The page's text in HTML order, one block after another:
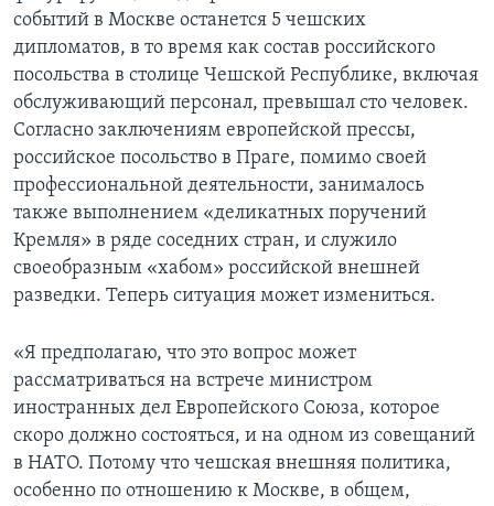
событий в Москве останется 5 чешских
дипломатов, в то время как состав российского
посольства в столице Чешской Республике, включая
обслуживающий персонал, превышал сто человек.
Согласно заключениям европейской прессы,
российское посольство в Праге, помимо своей
профессиональной деятельности, занималось
также выполнением «деликатных поручений
Кремля» в ряде соседних стран, и служило
своеобразным «хабом» российской внешней
разведки. Теперь ситуация может измениться.
«Я предполагаю, что это вопрос может
рассматриваться на встрече министром
иностранных дел Европейского Союза, которое
скоро должно состояться, и на одном из совещаний
в НАТО. Потому что чешская внешняя политика,
особенно по отношению к Москве, в общем,